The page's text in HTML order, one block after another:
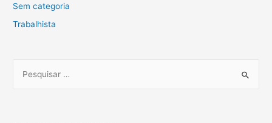
Sem categoria
Trabalhista